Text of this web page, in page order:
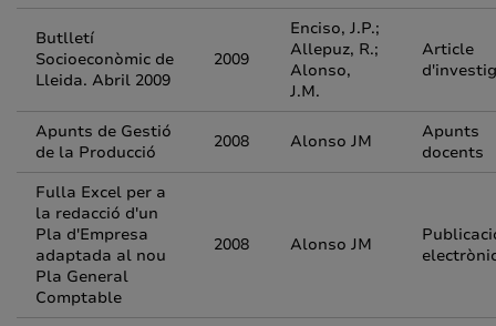
Butlletí
Socioeconòmic de
Lleida. Abril 2009
2009
Enciso, J.P.;
Allepuz, R.;
Alonso,
J.M.
Article
Apunts de Gestió
de la Producció
2008 Alonso JM
Apunts
docents
Fulla Excel per a
la redacció d'un
Pla d'Empresa
adaptada al nou
Pla General
Comptable
2008 Alonso JM